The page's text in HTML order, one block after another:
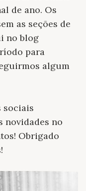
de ano. Os
as seções de
no blog
para
algum
sociais
novidades no
Obrigado